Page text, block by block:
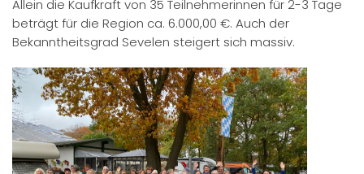
Allein die Kaufkraft von 35 Teilnehmerinnen für 2-3 Tage
beträgt für die Region ca. 6.000,00 €. Auch der
Bekanntheitsgrad Sevelen steigert sich massiv.